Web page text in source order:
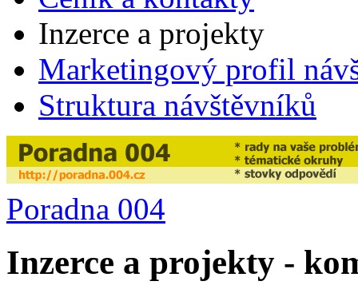
Inzerce a projekty
Marketingový profil
Struktura návštěvníků
Poradna 004
Inzerce a projekty -